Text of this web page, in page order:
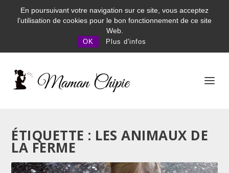
En poursuivant votre navigation sur ce site, vous acceptez
l’utilisation de cookies pour le bon fonctionnement de ce site
Web.
OK Plus d'infos
ÉTIQUETTE : LES ANIMAUX DE
LA FERME